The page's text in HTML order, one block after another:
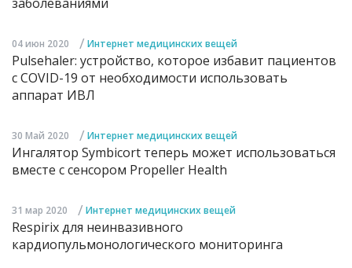
04 июн 2020 / Интернет медицинских вещей
Pulsehaler: устройство, которое избавит пациентов
с COVID-19 от необходимости использовать
аппарат ИВЛ
30 Май 2020 / Интернет медицинских вещей
Ингалятор Symbicort теперь может использоваться
вместе с сенсором Propeller Health
31 мар 2020 / Интернет медицинских вещей
Respirix для неинвазивного
кардиопульмонологического мониторинга